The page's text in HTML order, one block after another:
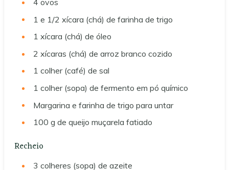
1 e 1/2 xícara (chá) de farinha de trigo
1 xícara (chá) de óleo
2 xícaras (chá) de arroz branco cozido
1 colher (café) de sal
1 colher (sopa) de fermento em pó químico
Margarina e farinha de trigo para untar
100 g de queijo muçarela fatiado
Recheio
3 colheres (sopa) de azeite